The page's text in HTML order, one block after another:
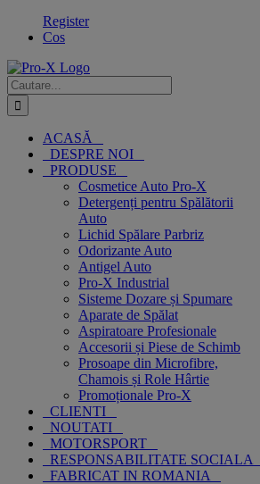
Register
Cos
Cautare...
ACASĂ
DESPRE NOI
PRODUSE
Cosmetice Auto Pro-X
Detergenți pentru Spălătorii
Auto
Lichid Spălare Parbriz
Odorizante Auto
Antigel Auto
Pro-X Industrial
Sisteme Dozare și Spumare
Aparate de Spălat
Aspiratoare Profesionale
Accesorii și Piese de Schimb
Prosoape din Microfibre,
Chamois și Role Hârtie
Promoționale Pro-X
CLIENTI
NOUTATI
MOTORSPORT
RESPONSABILITATE SOCIALA
FABRICAT IN ROMANIA